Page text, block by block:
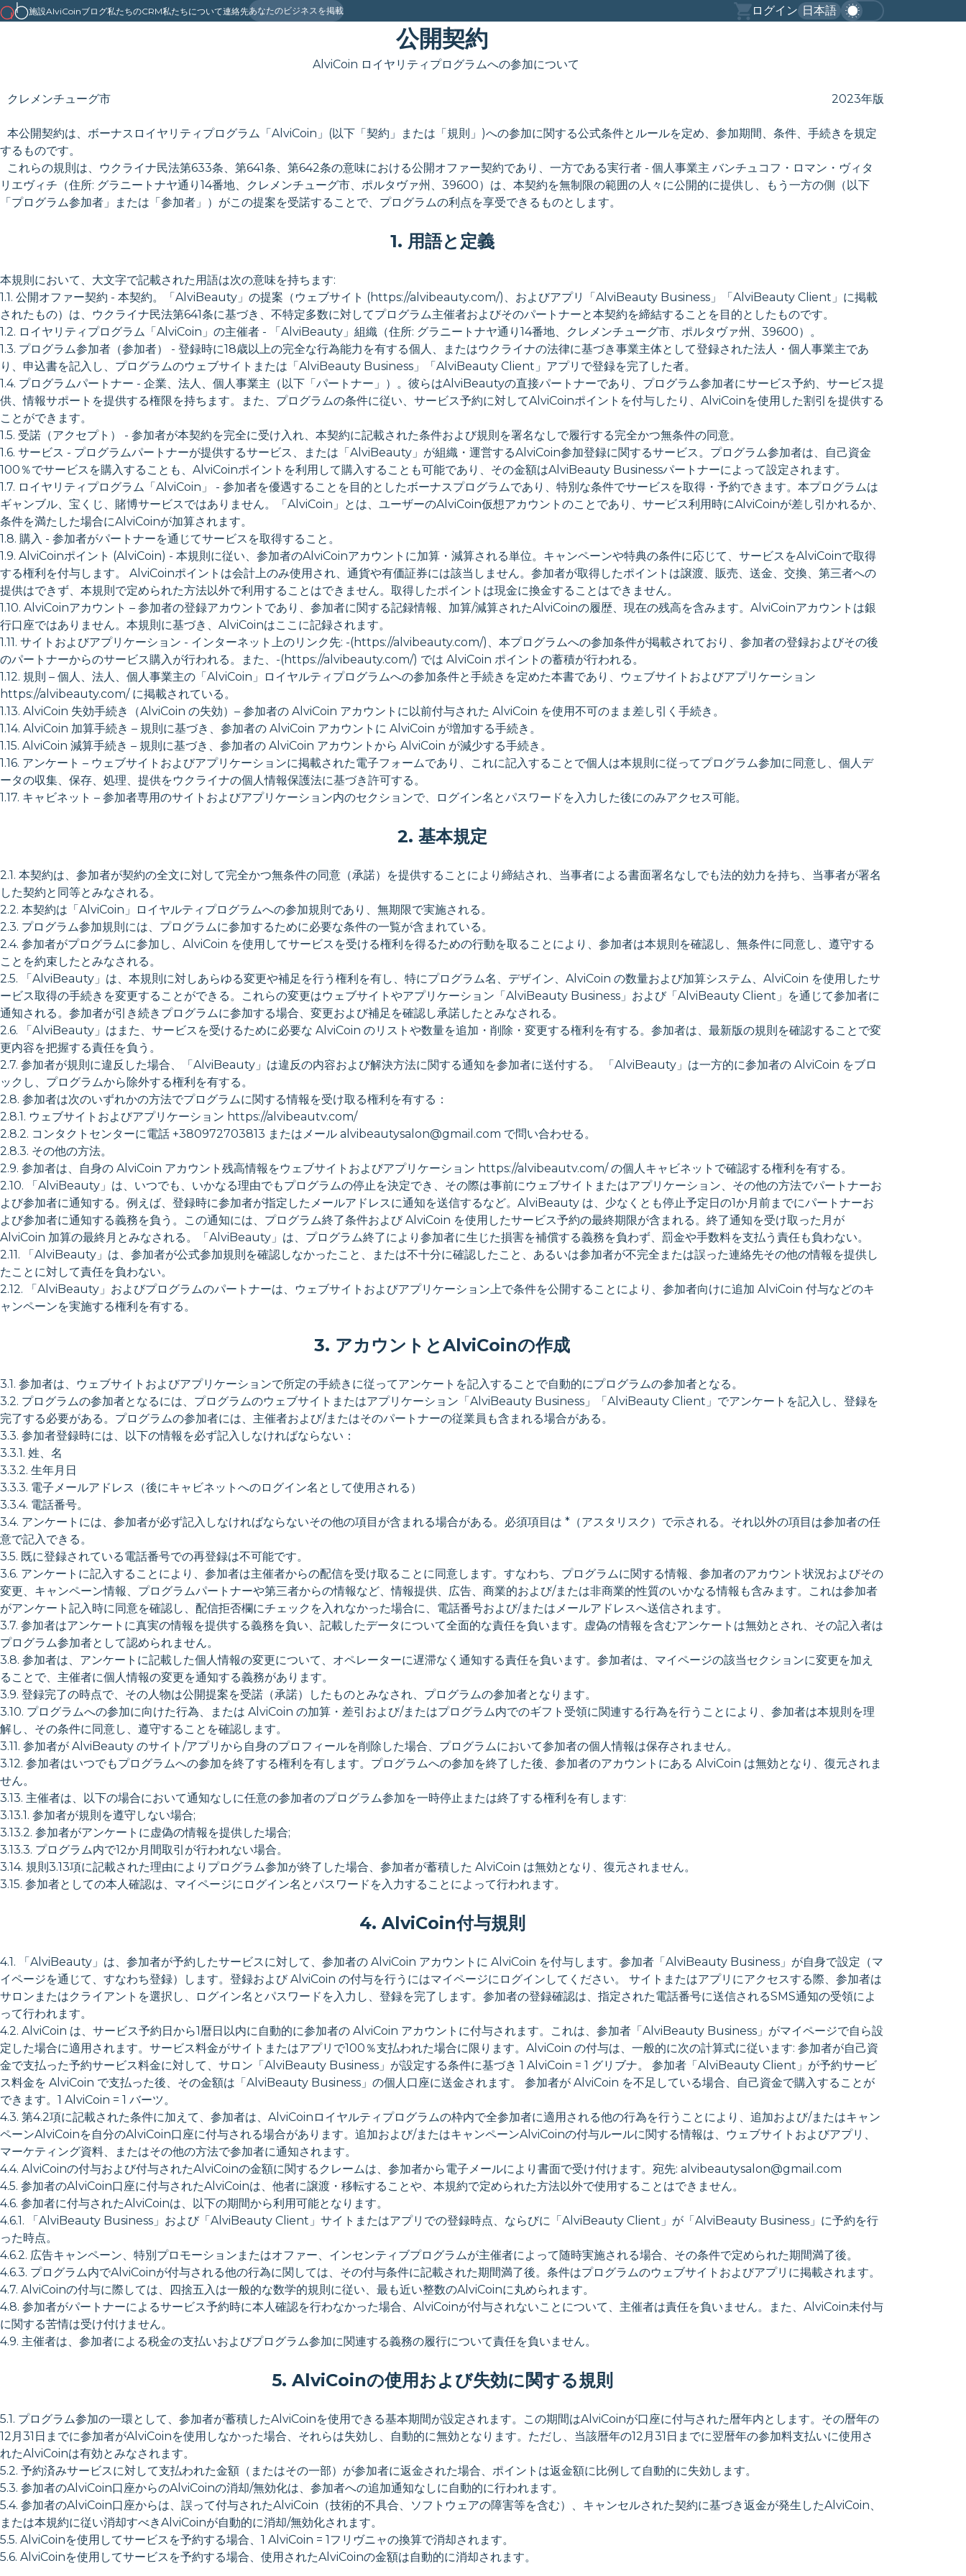
施設AlviCoinブログ私たちのCRM私たちについて連絡先あなたのビジネスを掲載 ログイン 日本語
公開契約
AlviCoin ロイヤリティプログラムへの参加について
クレメンチューグ市 2023年版
本公開契約は、ボーナスロイヤリティプログラム「AlviCoin」(以下「契約」または「規則」)への参加に関する公式条件とルールを定め、参加期間、条件、手続きを規定
するものです。
これらの規則は、ウクライナ民法第633条、第641条、第642条の意味における公開オファー契約であり、一方である実行者 - 個人事業主 バンチュコフ・ロマン・ヴィタ
リエヴィチ（住所: グラニートナヤ通り14番地、クレメンチューグ市、ポルタヴァ州、39600）は、本契約を無制限の範囲の人々に公開的に提供し、もう一方の側（以下
「プログラム参加者」または「参加者」）がこの提案を受諾することで、プログラムの利点を享受できるものとします。
1. 用語と定義
本規則において、大文字で記載された用語は次の意味を持ちます:
1.1. 公開オファー契約 - 本契約。「AlviBeauty」の提案（ウェブサイト (https://alvibeauty.com/)、およびアプリ「AlviBeauty Business」「AlviBeauty Client」に掲載
されたもの）は、ウクライナ民法第641条に基づき、不特定多数に対してプログラム主催者およびそのパートナーと本契約を締結することを目的としたものです。
1.2. ロイヤリティプログラム「AlviCoin」の主催者 - 「AlviBeauty」組織（住所: グラニートナヤ通り14番地、クレメンチューグ市、ポルタヴァ州、39600）。
1.3. プログラム参加者（参加者） - 登録時に18歳以上の完全な行為能力を有する個人、またはウクライナの法律に基づき事業主体として登録された法人・個人事業主であ
り、申込書を記入し、プログラムのウェブサイトまたは「AlviBeauty Business」「AlviBeauty Client」アプリで登録を完了した者。
1.4. プログラムパートナー - 企業、法人、個人事業主（以下「パートナー」）。彼らはAlviBeautyの直接パートナーであり、プログラム参加者にサービス予約、サービス提
供、情報サポートを提供する権限を持ちます。また、プログラムの条件に従い、サービス予約に対してAlviCoinポイントを付与したり、AlviCoinを使用した割引を提供する
ことができます。
1.5. 受諾（アクセプト） - 参加者が本契約を完全に受け入れ、本契約に記載された条件および規則を署名なしで履行する完全かつ無条件の同意。
1.6. サービス - プログラムパートナーが提供するサービス、または「AlviBeauty」が組織・運営するAlviCoin参加登録に関するサービス。プログラム参加者は、自己資金
100％でサービスを購入することも、AlviCoinポイントを利用して購入することも可能であり、その金額はAlviBeauty Businessパートナーによって設定されます。
1.7. ロイヤリティプログラム「AlviCoin」 - 参加者を優遇することを目的としたボーナスプログラムであり、特別な条件でサービスを取得・予約できます。本プログラムは
ギャンブル、宝くじ、賭博サービスではありません。「AlviCoin」とは、ユーザーのAlviCoin仮想アカウントのことであり、サービス利用時にAlviCoinが差し引かれるか、
条件を満たした場合にAlviCoinが加算されます。
1.8. 購入 - 参加者がパートナーを通じてサービスを取得すること。
1.9. AlviCoinポイント (AlviCoin) - 本規則に従い、参加者のAlviCoinアカウントに加算・減算される単位。キャンペーンや特典の条件に応じて、サービスをAlviCoinで取得
する権利を付与します。 AlviCoinポイントは会計上のみ使用され、通貨や有価証券には該当しません。参加者が取得したポイントは譲渡、販売、送金、交換、第三者への
提供はできず、本規則で定められた方法以外で利用することはできません。取得したポイントは現金に換金することはできません。
1.10. AlviCoinアカウント – 参加者の登録アカウントであり、参加者に関する記録情報、加算/減算されたAlviCoinの履歴、現在の残高を含みます。AlviCoinアカウントは銀
行口座ではありません。本規則に基づき、AlviCoinはここに記録されます。
1.11. サイトおよびアプリケーション - インターネット上のリンク先: -(https://alvibeauty.com/)、本プログラムへの参加条件が掲載されており、参加者の登録およびその後
のパートナーからのサービス購入が行われる。また、-(https://alvibeauty.com/) では AlviCoin ポイントの蓄積が行われる。
1.12. 規則 – 個人、法人、個人事業主の「AlviCoin」ロイヤルティプログラムへの参加条件と手続きを定めた本書であり、ウェブサイトおよびアプリケーション
https://alvibeauty.com/ に掲載されている。
1.13. AlviCoin 失効手続き（AlviCoin の失効）– 参加者の AlviCoin アカウントに以前付与された AlviCoin を使用不可のまま差し引く手続き。
1.14. AlviCoin 加算手続き – 規則に基づき、参加者の AlviCoin アカウントに AlviCoin が増加する手続き。
1.15. AlviCoin 減算手続き – 規則に基づき、参加者の AlviCoin アカウントから AlviCoin が減少する手続き。
1.16. アンケート – ウェブサイトおよびアプリケーションに掲載された電子フォームであり、これに記入することで個人は本規則に従ってプログラム参加に同意し、個人デ
ータの収集、保存、処理、提供をウクライナの個人情報保護法に基づき許可する。
1.17. キャビネット – 参加者専用のサイトおよびアプリケーション内のセクションで、ログイン名とパスワードを入力した後にのみアクセス可能。
2. 基本規定
2.1. 本契約は、参加者が契約の全文に対して完全かつ無条件の同意（承諾）を提供することにより締結され、当事者による書面署名なしでも法的効力を持ち、当事者が署名
した契約と同等とみなされる。
2.2. 本契約は「AlviCoin」ロイヤルティプログラムへの参加規則であり、無期限で実施される。
2.3. プログラム参加規則には、プログラムに参加するために必要な条件の一覧が含まれている。
2.4. 参加者がプログラムに参加し、AlviCoin を使用してサービスを受ける権利を得るための行動を取ることにより、参加者は本規則を確認し、無条件に同意し、遵守する
ことを約束したとみなされる。
2.5. 「AlviBeauty」は、本規則に対しあらゆる変更や補足を行う権利を有し、特にプログラム名、デザイン、AlviCoin の数量および加算システム、AlviCoin を使用したサ
ービス取得の手続きを変更することができる。これらの変更はウェブサイトやアプリケーション「AlviBeauty Business」および「AlviBeauty Client」を通じて参加者に
通知される。参加者が引き続きプログラムに参加する場合、変更および補足を確認し承諾したとみなされる。
2.6. 「AlviBeauty」はまた、サービスを受けるために必要な AlviCoin のリストや数量を追加・削除・変更する権利を有する。参加者は、最新版の規則を確認することで変
更内容を把握する責任を負う。
2.7. 参加者が規則に違反した場合、「AlviBeauty」は違反の内容および解決方法に関する通知を参加者に送付する。 「AlviBeauty」は一方的に参加者の AlviCoin をブロ
ックし、プログラムから除外する権利を有する。
2.8. 参加者は次のいずれかの方法でプログラムに関する情報を受け取る権利を有する：
2.8.1. ウェブサイトおよびアプリケーション https://alvibeautv.com/
2.8.2. コンタクトセンターに電話 +380972703813 またはメール alvibeautysalon@gmail.com で問い合わせる。
2.8.3. その他の方法。
2.9. 参加者は、自身の AlviCoin アカウント残高情報をウェブサイトおよびアプリケーション https://alvibeautv.com/ の個人キャビネットで確認する権利を有する。
2.10. 「AlviBeauty」は、いつでも、いかなる理由でもプログラムの停止を決定でき、その際は事前にウェブサイトまたはアプリケーション、その他の方法でパートナーお
よび参加者に通知する。例えば、登録時に参加者が指定したメールアドレスに通知を送信するなど。AlviBeauty は、少なくとも停止予定日の1か月前までにパートナーお
よび参加者に通知する義務を負う。この通知には、プログラム終了条件および AlviCoin を使用したサービス予約の最終期限が含まれる。終了通知を受け取った月が
AlviCoin 加算の最終月とみなされる。「AlviBeauty」は、プログラム終了により参加者に生じた損害を補償する義務を負わず、罰金や手数料を支払う責任も負わない。
2.11. 「AlviBeauty」は、参加者が公式参加規則を確認しなかったこと、または不十分に確認したこと、あるいは参加者が不完全または誤った連絡先その他の情報を提供し
たことに対して責任を負わない。
2.12. 「AlviBeauty」およびプログラムのパートナーは、ウェブサイトおよびアプリケーション上で条件を公開することにより、参加者向けに追加 AlviCoin 付与などのキ
ャンペーンを実施する権利を有する。
3. アカウントとAlviCoinの作成
3.1. 参加者は、ウェブサイトおよびアプリケーションで所定の手続きに従ってアンケートを記入することで自動的にプログラムの参加者となる。
3.2. プログラムの参加者となるには、プログラムのウェブサイトまたはアプリケーション「AlviBeauty Business」「AlviBeauty Client」でアンケートを記入し、登録を
完了する必要がある。プログラムの参加者には、主催者および/またはそのパートナーの従業員も含まれる場合がある。
3.3. 参加者登録時には、以下の情報を必ず記入しなければならない：
3.3.1. 姓、名
3.3.2. 生年月日
3.3.3. 電子メールアドレス（後にキャビネットへのログイン名として使用される）
3.3.4. 電話番号。
3.4. アンケートには、参加者が必ず記入しなければならないその他の項目が含まれる場合がある。必須項目は *（アスタリスク）で示される。それ以外の項目は参加者の任
意で記入できる。
3.5. 既に登録されている電話番号での再登録は不可能です。
3.6. アンケートに記入することにより、参加者は主催者からの配信を受け取ることに同意します。すなわち、プログラムに関する情報、参加者のアカウント状況およびその
変更、キャンペーン情報、プログラムパートナーや第三者からの情報など、情報提供、広告、商業的および/または非商業的性質のいかなる情報も含みます。これは参加者
がアンケート記入時に同意を確認し、配信拒否欄にチェックを入れなかった場合に、電話番号および/またはメールアドレスへ送信されます。
3.7. 参加者はアンケートに真実の情報を提供する義務を負い、記載したデータについて全面的な責任を負います。虚偽の情報を含むアンケートは無効とされ、その記入者は
プログラム参加者として認められません。
3.8. 参加者は、アンケートに記載した個人情報の変更について、オペレーターに遅滞なく通知する責任を負います。参加者は、マイページの該当セクションに変更を加え
ることで、主催者に個人情報の変更を通知する義務があります。
3.9. 登録完了の時点で、その人物は公開提案を受諾（承諾）したものとみなされ、プログラムの参加者となります。
3.10. プログラムへの参加に向けた行為、または AlviCoin の加算・差引および/またはプログラム内でのギフト受領に関連する行為を行うことにより、参加者は本規則を理
解し、その条件に同意し、遵守することを確認します。
3.11. 参加者が AlviBeauty のサイト/アプリから自身のプロフィールを削除した場合、プログラムにおいて参加者の個人情報は保存されません。
3.12. 参加者はいつでもプログラムへの参加を終了する権利を有します。プログラムへの参加を終了した後、参加者のアカウントにある AlviCoin は無効となり、復元されま
せん。
3.13. 主催者は、以下の場合において通知なしに任意の参加者のプログラム参加を一時停止または終了する権利を有します:
3.13.1. 参加者が規則を遵守しない場合;
3.13.2. 参加者がアンケートに虚偽の情報を提供した場合;
3.13.3. プログラム内で12か月間取引が行われない場合。
3.14. 規則3.13項に記載された理由によりプログラム参加が終了した場合、参加者が蓄積した AlviCoin は無効となり、復元されません。
3.15. 参加者としての本人確認は、マイページにログイン名とパスワードを入力することによって行われます。
4. AlviCoin付与規則
4.1. 「AlviBeauty」は、参加者が予約したサービスに対して、参加者の AlviCoin アカウントに AlviCoin を付与します。参加者「AlviBeauty Business」が自身で設定（マ
イページを通じて、すなわち登録）します。登録および AlviCoin の付与を行うにはマイページにログインしてください。 サイトまたはアプリにアクセスする際、参加者は
サロンまたはクライアントを選択し、ログイン名とパスワードを入力し、登録を完了します。参加者の登録確認は、指定された電話番号に送信されるSMS通知の受領によ
って行われます。
4.2. AlviCoin は、サービス予約日から1暦日以内に自動的に参加者の AlviCoin アカウントに付与されます。これは、参加者「AlviBeauty Business」がマイページで自ら設
定した場合に適用されます。サービス料金がサイトまたはアプリで100％支払われた場合に限ります。AlviCoin の付与は、一般的に次の計算式に従います: 参加者が自己資
金で支払った予約サービス料金に対して、サロン「AlviBeauty Business」が設定する条件に基づき 1 AlviCoin = 1 グリブナ。 参加者「AlviBeauty Client」が予約サービ
ス料金を AlviCoin で支払った後、その金額は「AlviBeauty Business」の個人口座に送金されます。 参加者が AlviCoin を不足している場合、自己資金で購入することが
できます。1 AlviCoin = 1 バーツ。
4.3. 第4.2項に記載された条件に加えて、参加者は、AlviCoinロイヤルティプログラムの枠内で全参加者に適用される他の行為を行うことにより、追加および/またはキャン
ペーンAlviCoinを自分のAlviCoin口座に付与される場合があります。追加および/またはキャンペーンAlviCoinの付与ルールに関する情報は、ウェブサイトおよびアプリ、
マーケティング資料、またはその他の方法で参加者に通知されます。
4.4. AlviCoinの付与および付与されたAlviCoinの金額に関するクレームは、参加者から電子メールにより書面で受け付けます。宛先: alvibeautysalon@gmail.com
4.5. 参加者のAlviCoin口座に付与されたAlviCoinは、他者に譲渡・移転することや、本規約で定められた方法以外で使用することはできません。
4.6. 参加者に付与されたAlviCoinは、以下の期間から利用可能となります。
4.6.1. 「AlviBeauty Business」および「AlviBeauty Client」サイトまたはアプリでの登録時点、ならびに「AlviBeauty Client」が「AlviBeauty Business」に予約を行
った時点。
4.6.2. 広告キャンペーン、特別プロモーションまたはオファー、インセンティブプログラムが主催者によって随時実施される場合、その条件で定められた期間満了後。
4.6.3. プログラム内でAlviCoinが付与される他の行為に関しては、その付与条件に記載された期間満了後。条件はプログラムのウェブサイトおよびアプリに掲載されます。
4.7. AlviCoinの付与に際しては、四捨五入は一般的な数学的規則に従い、最も近い整数のAlviCoinに丸められます。
4.8. 参加者がパートナーによるサービス予約時に本人確認を行わなかった場合、AlviCoinが付与されないことについて、主催者は責任を負いません。また、AlviCoin未付与
に関する苦情は受け付けません。
4.9. 主催者は、参加者による税金の支払いおよびプログラム参加に関連する義務の履行について責任を負いません。
5. AlviCoinの使用および失効に関する規則
5.1. プログラム参加の一環として、参加者が蓄積したAlviCoinを使用できる基本期間が設定されます。この期間はAlviCoinが口座に付与された暦年内とします。その暦年の
12月31日までに参加者がAlviCoinを使用しなかった場合、それらは失効し、自動的に無効となります。ただし、当該暦年の12月31日までに翌暦年の参加料支払いに使用さ
れたAlviCoinは有効とみなされます。
5.2. 予約済みサービスに対して支払われた金額（またはその一部）が参加者に返金された場合、ポイントは返金額に比例して自動的に失効します。
5.3. 参加者のAlviCoin口座からのAlviCoinの消却/無効化は、参加者への追加通知なしに自動的に行われます。
5.4. 参加者のAlviCoin口座からは、誤って付与されたAlviCoin（技術的不具合、ソフトウェアの障害等を含む）、キャンセルされた契約に基づき返金が発生したAlviCoin、
または本規約に従い消却すべきAlviCoinが自動的に消却/無効化されます。
5.5. AlviCoinを使用してサービスを予約する場合、1 AlviCoin = 1フリヴニャの換算で消却されます。
5.6. AlviCoinを使用してサービスを予約する場合、使用されたAlviCoinの金額は自動的に消却されます。